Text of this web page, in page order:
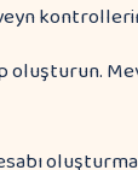
oluşturun.